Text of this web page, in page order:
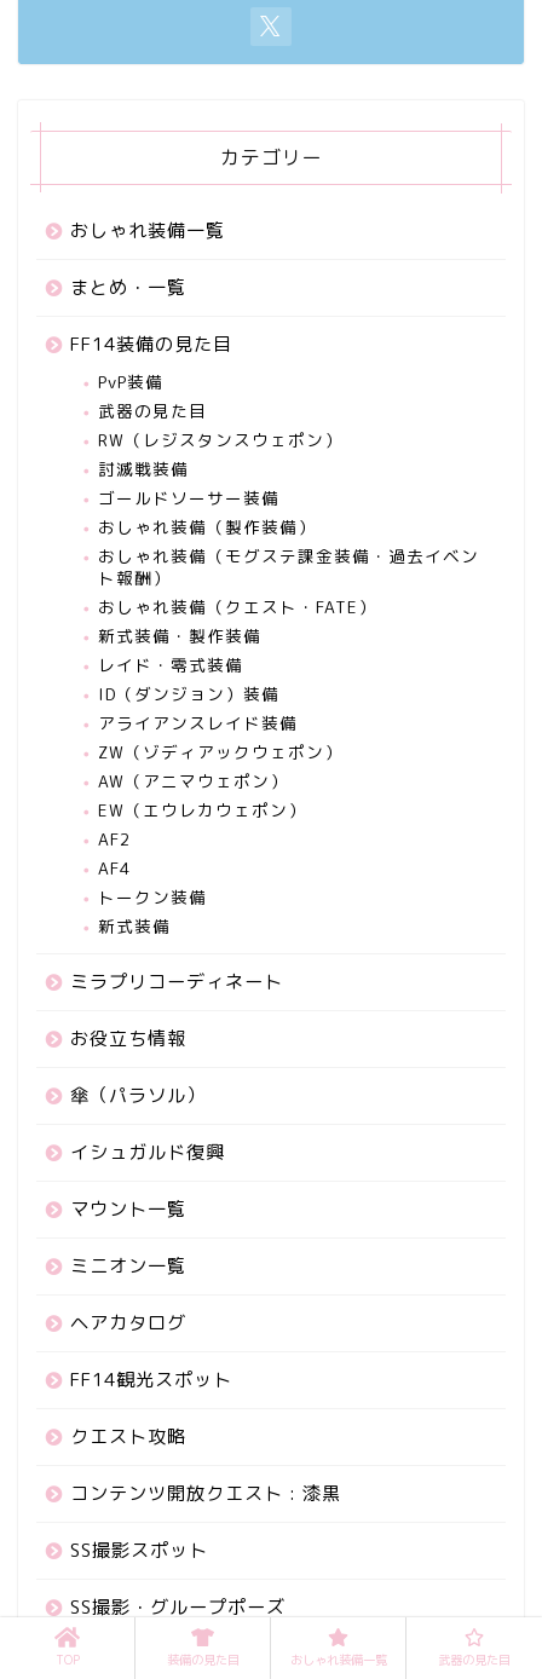
カテゴリー
おしゃれ装備一覧
まとめ・一覧
FF14装備の見た目
PvP装備
武器の見た目
RW（レジスタンスウェポン）
討滅戦装備
ゴールドソーサー装備
おしゃれ装備（製作装備）
おしゃれ装備（モグステ課金装備・過去イベン
ト報酬）
おしゃれ装備（クエスト・FATE）
新式装備・製作装備
レイド・零式装備
ID（ダンジョン）装備
アライアンスレイド装備
ZW（ゾディアックウェポン）
AW（アニマウェポン）
EW（エウレカウェポン）
AF2
AF4
トークン装備
新式装備
ミラプリコーディネート
お役立ち情報
傘（パラソル）
イシュガルド復興
マウント一覧
ミニオン一覧
ヘアカタログ
FF14観光スポット
クエスト攻略
コンテンツ開放クエスト : 漆黒
SS撮影スポット
SS撮影・グループポーズ
セイブ・ザ・クイーン
TOP 装備の見た目 おしゃれ装備一覧 武器の見た目